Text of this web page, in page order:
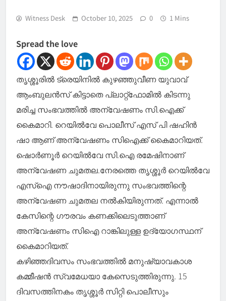
Witness Desk October 10, 2025 0 1 Mins
Spread the love
തൃശ്ശൂരിൽ ട്രെയിനിൽ കുഴഞ്ഞുവീണ യുവാവ്
ആംബുലൻസ് കിട്ടാതെ പ്ലാറ്റ്ഫോമിൽ കിടന്നു
മരിച്ച സംഭവത്തിൽ അന്വേഷണം സി.ഐക്ക്
കൈമാറി. റെയിൽവേ പൊലീസ് എസ് പി ഷഹിൻ
ഷാ ആണ് അന്വേഷണം സിഐക്ക് കൈമാറിയത്.
ഷൊർണൂർ റെയിൽവേ സി.ഐ രമേഷിനാണ്
അന്വേഷണ ചുമതല.നേരത്തെ തൃശ്ശൂർ റെയിൽവേ
എസ്ഐ നൗഷാദിനായിരുന്നു സംഭവത്തിന്റെ
അന്വേഷണ ചുമതല നൽകിയിരുന്നത്. എന്നാൽ
കേസിന്റെ ഗൗരവം കണക്കിലെടുത്താണ്
അന്വേഷണം സിഐ റാങ്കിലുള്ള ഉദ്യോഗസ്ഥന്
കൈമാറിയത്.
കഴിഞ്ഞദിവസം സംഭവത്തിൽ മനുഷ്യാവകാശ
കമ്മീഷൻ സ്വമേധയാ കേസെടുത്തിരുന്നു. 15
ദിവസത്തിനകം തൃശ്ശൂർ സിറ്റി പൊലീസും